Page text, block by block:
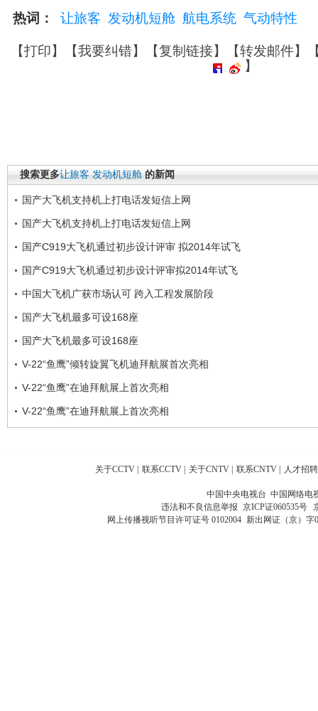
热词： 让旅客 发动机短舱 航电系统 气动特性
【打印】【我要纠错】【复制链接】【转发邮件】
】
搜索更多让旅客 发动机短舱 的新闻
国产大飞机支持机上打电话发短信上网
国产大飞机支持机上打电话发短信上网
国产C919大飞机通过初步设计评审 拟2014年试飞
国产C919大飞机通过初步设计评审拟2014年试飞
中国大飞机广获市场认可 跨入工程发展阶段
国产大飞机最多可设168座
国产大飞机最多可设168座
V-22“鱼鹰”倾转旋翼飞机迪拜航展首次亮相
V-22“鱼鹰”在迪拜航展上首次亮相
V-22“鱼鹰”在迪拜航展上首次亮相
关于CCTV | 联系CCTV | 关于CNTV | 联系CNTV | 人才招聘
中国中央电视台 中国网络电
违法和不良信息举报 京ICP证060535号
网上传播视听节目许可证号 0102004 新出网证（京）